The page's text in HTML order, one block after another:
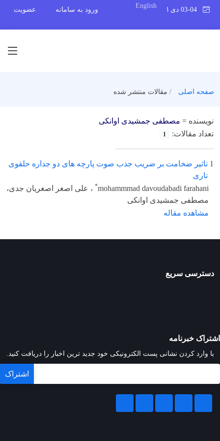
English
ورود به سامانه عضویت
صفحه اصلی مقالات منتشر شده
نویسنده = مصطفی جمشیدی اوانکی
تعداد مقالات:
1
1 تاثیر ضخامت بر ضریب جذب صوت پارچه های دو جداره حلقوی
تاری
mohammmad davoudabadi farahani
* ، علی اصغر اصغریان جدی،
مصطفی جمشیدی اوانکی
مشاهده مقاله
دسترسی سریع
اشتراک خبرنامه
با وارد کردن نشانی پست الکترونیکی خود جدید ترین اخبار را دریافت کنید.